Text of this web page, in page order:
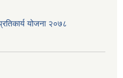
योजना २०७८